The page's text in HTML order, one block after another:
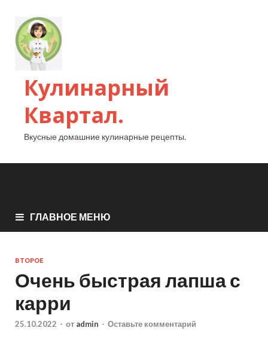
Кулинарный
Квартал.
Вкусные домашние кулинарные рецепты.
ГЛАВНОЕ МЕНЮ
ВТОРОЕ
Очень быстрая лапша с
карри
25.10.2022 - от admin - Оставьте комментарий